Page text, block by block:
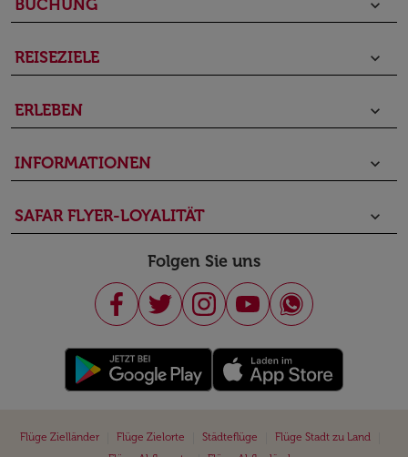
BUCHUNG keyboard_arrow_down
REISEZIELE keyboard_arrow_down
ERLEBEN keyboard_arrow_down
INFORMATIONEN keyboard_arrow_down
SAFAR FLYER-LOYALITÄT keyboard_arrow_down
Folgen Sie uns
Flüge Zielländer Flüge Zielorte Städteflüge Flüge Stadt zu Land